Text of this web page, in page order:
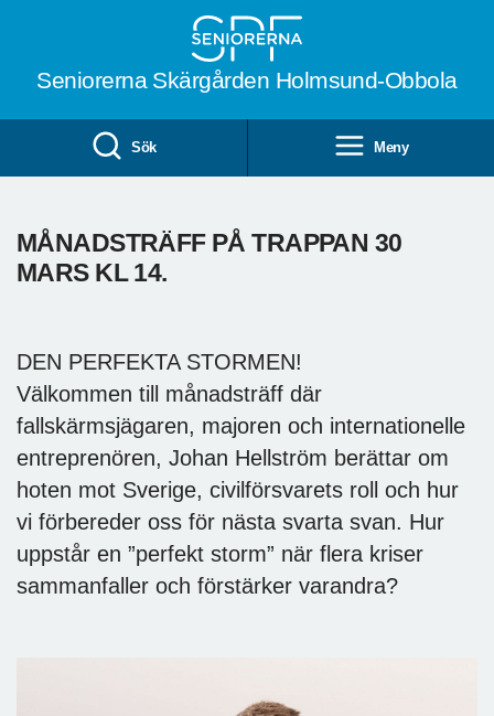
Seniorerna Skärgården Holmsund-Obbola
Sök Meny
MÅNADSTRÄFF PÅ TRAPPAN 30
MARS KL 14.
DEN PERFEKTA STORMEN!
Välkommen till månadsträff där
fallskärmsjägaren, majoren och internationelle
entreprenören, Johan Hellström berättar om
hoten mot Sverige, civilförsvarets roll och hur
vi förbereder oss för nästa svarta svan. Hur
uppstår en ”perfekt storm” när flera kriser
sammanfaller och förstärker varandra?